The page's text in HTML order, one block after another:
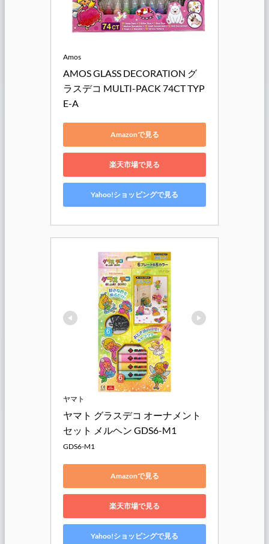
Amos
AMOS GLASS DECORATION グ
ラスデコ MULTI-PACK 74CT TYP
E-A
Amazonで見る
楽天市場で見る
Yahoo!ショッピングで見る
ヤマト
ヤマト グラスデコ オーナメント
セット メルヘン GDS6-M1
GDS6-M1
Amazonで見る
楽天市場で見る
Yahoo!ショッピングで見る